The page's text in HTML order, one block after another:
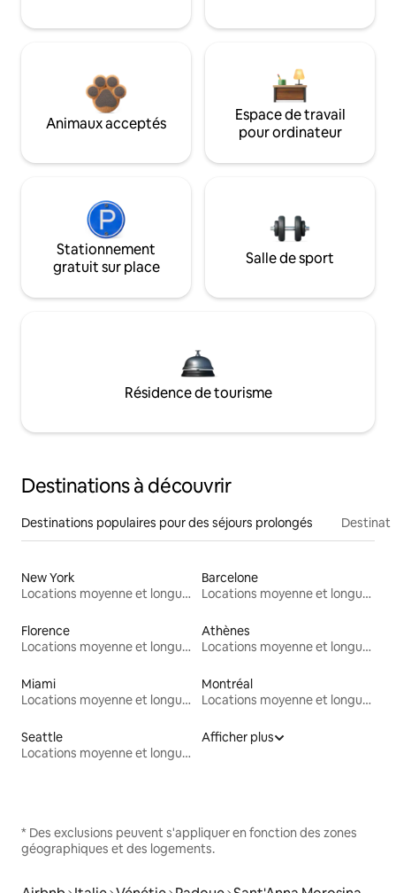
Animaux acceptés
Espace de travail
pour ordinateur
Stationnement
gratuit sur place
Salle de sport
Résidence de tourisme
Destinations à découvrir
Destinations populaires pour des séjours prolongés
New York
Locations moyenne et longue durée
Barcelone
Locations moyenne et longue durée
Florence
Locations moyenne et longue durée
Athènes
Locations moyenne et longue durée
Miami
Locations moyenne et longue durée
Montréal
Locations moyenne et longue durée
Seattle
Locations moyenne et longue durée
Afficher plus
* Des exclusions peuvent s'appliquer en fonction des zones
géographiques et des logements.